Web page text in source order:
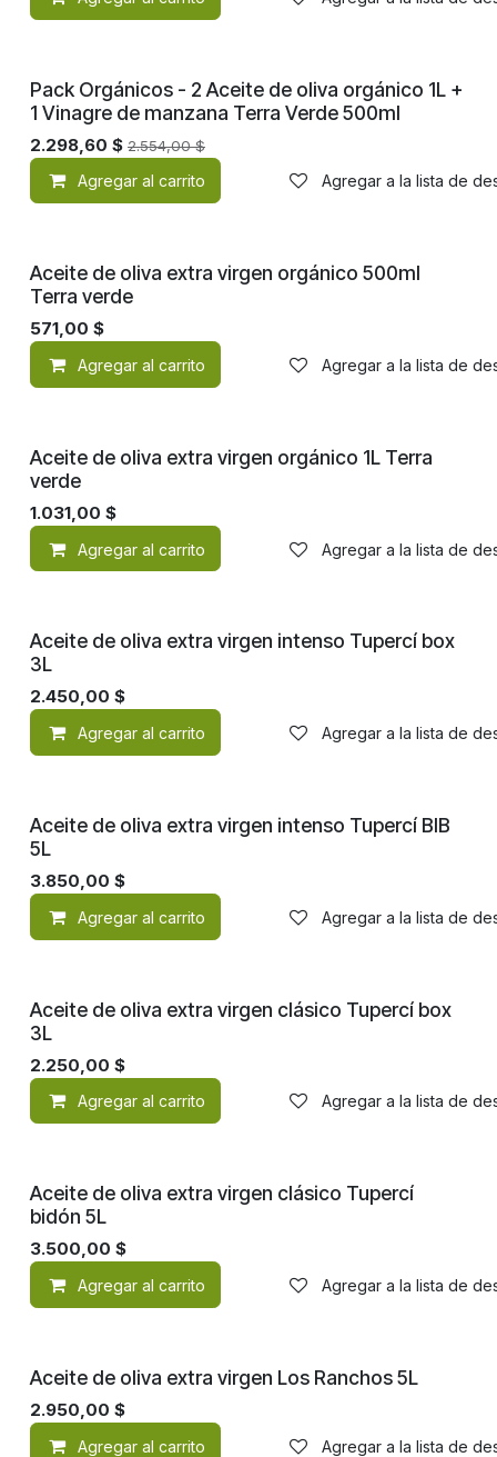
Pack Orgánicos - 2 Aceite de oliva orgánico 1L +
1 Vinagre de manzana Terra Verde 500ml
2.298,60 $ 2.554,00$
Agregar al carrito Agregar a la lista de
Orgánico
Aceite de oliva extra virgen orgánico 500ml
Terra verde
571,00 $
Agregar al carrito Agregar a la lista de
Orgánico
Aceite de oliva extra virgen orgánico 1L Terra
verde
1.031,00 $
Agregar al carrito Agregar a la lista de
Aceite de oliva extra virgen intenso Tupercí box
3L
2.450,00 $
Agregar al carrito Agregar a la lista de
Aceite de oliva extra virgen intenso Tupercí BIB
5L
3.850,00 $
Agregar al carrito Agregar a la lista de
Aceite de oliva extra virgen clásico Tupercí box
3L
2.250,00 $
Agregar al carrito Agregar a la lista de
Aceite de oliva extra virgen clásico Tupercí
bidón 5L
3.500,00 $
Agregar al carrito Agregar a la lista de
Aceite de oliva extra virgen Los Ranchos 5L
2.950,00 $
Agregar al carrito Agregar a la lista de